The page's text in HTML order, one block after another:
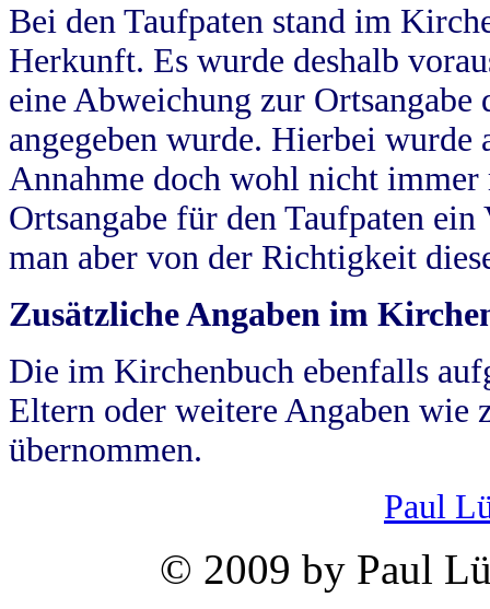
Bei den Taufpaten stand im
Herkunft. Es wurde deshalb
eine Abweichung zur
angegeben wurde. Hierbei wurde
Annahme doch wohl nicht
Ortsangabe für den Taufpaten
man aber von der Richtigkeit
Zusätzliche Angaben im
Die im Kirchenbuch ebenfalls
Eltern oder weitere Angaben wie
übernommen.
Paul
© 2009 by Paul